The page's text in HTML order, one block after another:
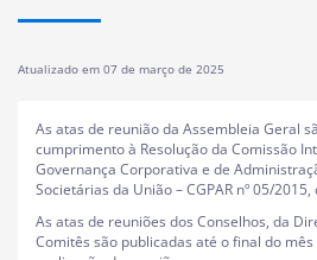
Atualizado em 07 de março de 2025
As atas de reunião da Assembleia Geral
cumprimento à Resolução da Comissão
Governança Corporativa e de
Societárias da União – CGPAR nº 05/
As atas de reuniões dos Conselhos, da
Comitês são publicadas até o final do